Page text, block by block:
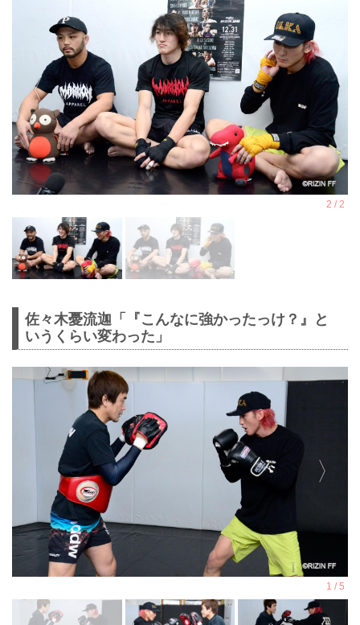
佐々木憂流迦「『こんなに強かったっけ？』と
いうくらい変わった」